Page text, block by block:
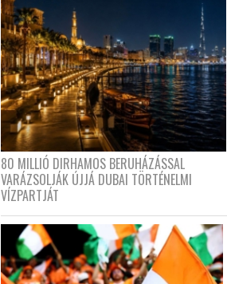
80 MILLIÓ DIRHAMOS BERUHÁZÁSSAL
VARÁZSOLJÁK ÚJJÁ DUBAI TÖRTÉNELMI
VÍZPARTJÁT